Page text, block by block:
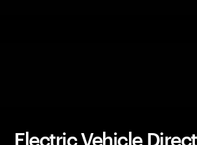
Electric Vehicle